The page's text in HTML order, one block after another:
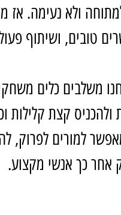
ולא נעימה. אז
טובים, ושיתוף
משלבים כלים
קצת קלילות
למורים לפרוק,
אחר כך אנשי מקצוע.